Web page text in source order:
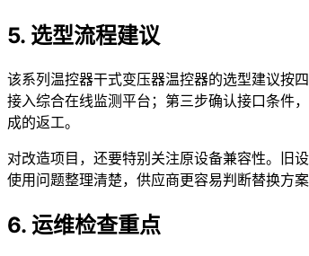
5. 选型流程建议
该系列温控器干式变压器温控器的选型建议按
接入综合在线监测平台；第三步确认接口条件
成的返工。
对改造项目，还要特别关注原设备兼容性。旧
使用问题整理清楚，供应商更容易判断替换方案
6. 运维检查重点